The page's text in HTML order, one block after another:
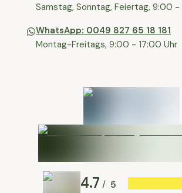
⁠Samstag, Sonntag, Feiertag, 9:00 -
WhatsApp: 0049 827 65 18 181
Montag-Freitags, 9:00 - 17:00 Uhr
4.7 / 5